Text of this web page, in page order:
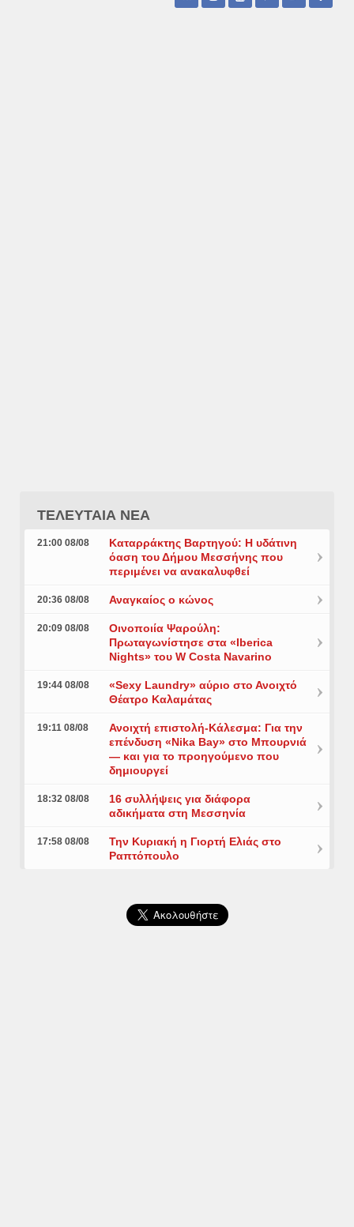
ΤΕΛΕΥΤΑΙΑ ΝΕΑ
21:00 08/08
Καταρράκτης Βαρτηγού: Η υδάτινη
όαση του Δήμου Μεσσήνης που
περιμένει να ανακαλυφθεί
20:36 08/08 Αναγκαίος ο κώνος
20:09 08/08
Οινοποιία Ψαρούλη:
Πρωταγωνίστησε στα «Iberica
Nights» του W Costa Navarino
19:44 08/08
«Sexy Laundry» αύριο στο Ανοιχτό
Θέατρο Καλαμάτας
19:11 08/08
Ανοιχτή επιστολή-Κάλεσμα: Για την
επένδυση «Nika Bay» στο Μπουρνιά
— και για το προηγούμενο που
δημιουργεί
18:32 08/08
16 συλλήψεις για διάφορα
αδικήματα στη Μεσσηνία
17:58 08/08
Την Κυριακή η Γιορτή Ελιάς στο
Ραπτόπουλο